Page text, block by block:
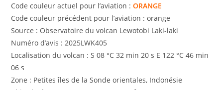
Code couleur actuel pour l’aviation :ORANGE
Code couleur précédent pour l’aviation : orange
Source : Observatoire du volcan Lewotobi Laki-laki
Numéro d’avis : 2025LWK405
Localisation du volcan : S 08 °C 32 min 20 s E 122 °C 46 min
06 s
Zone : Petites îles de la Sonde orientales, Indonésie